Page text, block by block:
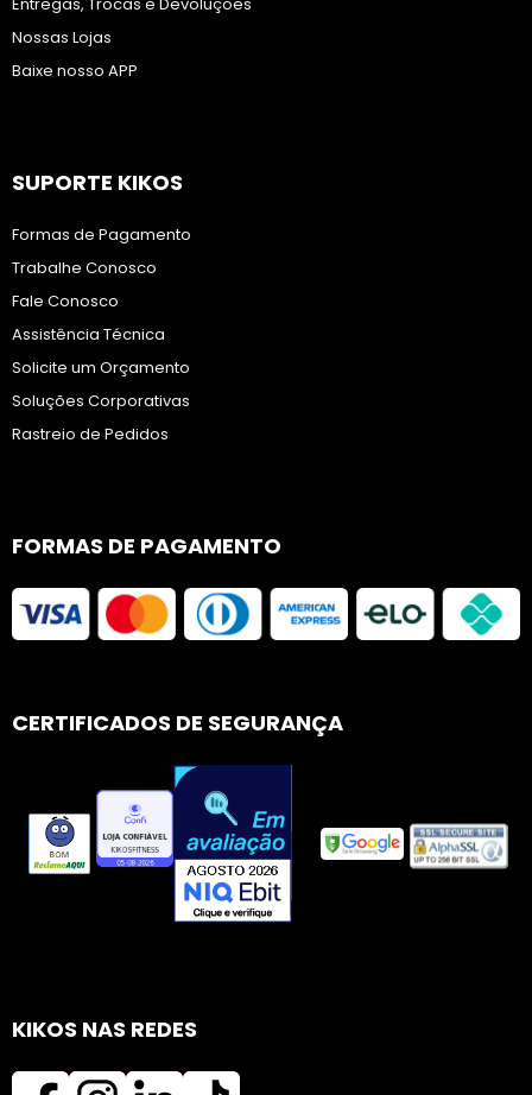
Nossas Lojas
Baixe nosso APP
SUPORTE KIKOS
Formas de Pagamento
Trabalhe Conosco
Fale Conosco
Assistência Técnica
Solicite um Orçamento
Soluções Corporativas
Rastreio de Pedidos
FORMAS DE PAGAMENTO
CERTIFICADOS DE SEGURANÇA
KIKOS NAS REDES